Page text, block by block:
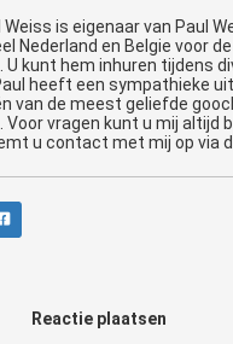
is eigenaar van Paul
Nederland en Belgie voor
U kunt hem inhuren tijdens
heeft een sympathieke
van de meest geliefde
vragen kunt u mij altijd
u contact met mij op via
Reactie plaatsen